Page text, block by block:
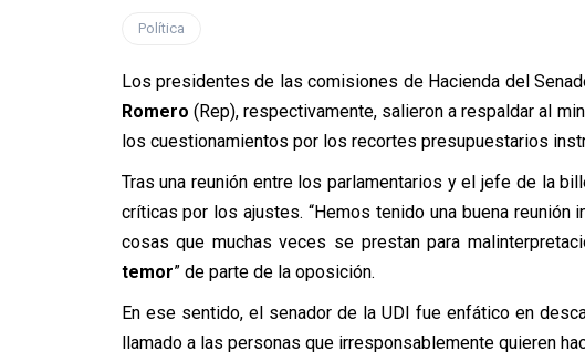
Política
Los presidentes de las comisiones de Hacienda del
Romero (Rep), respectivamente, salieron a respaldar al
los cuestionamientos por los recortes presupuestarios
Tras una reunión entre los parlamentarios y el jefe de la
críticas por los ajustes. “Hemos tenido una buena reunión
cosas que muchas veces se prestan para
temor” de parte de la oposición.
En ese sentido, el senador de la UDI fue enfático en
llamado a las personas que irresponsablemente quieren